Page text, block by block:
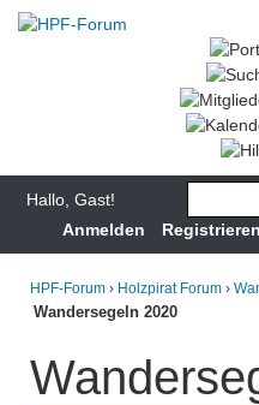
Hallo, Gast!
Anmelden
Registrieren
HPF-Forum › Holzpirat Forum ›
Wandersegeln 2020